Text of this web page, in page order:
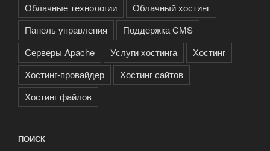
Облачные технологии
Облачный хостинг
Панель управления
Поддержка CMS
Серверы Apache
Услуги хостинга
Хостинг
Хостинг-провайдер
Хостинг сайтов
Хостинг файлов
ПОИСК